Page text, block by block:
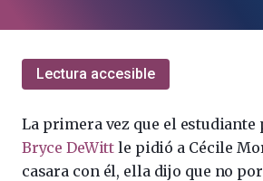
Lectura accesible
La primera vez que el
Bryce DeWitt le pidió a Cécile
casara con él, ella dijo que no